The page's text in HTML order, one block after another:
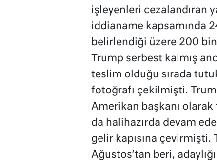
işleyenleri cezalandıran
iddianame kapsamında
belirlendiği üzere 200
Trump serbest kalmış
teslim olduğu sırada
fotoğrafı çekilmişti.
Amerikan başkanı
da halihazırda devam
gelir kapısına çevirmişti.
Ağustos’tan beri,